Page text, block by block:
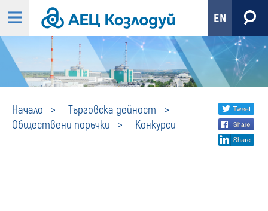
EN
Начало
Търговска дейност
Обществени поръчки
Конкурси
Конкурси
Share
social